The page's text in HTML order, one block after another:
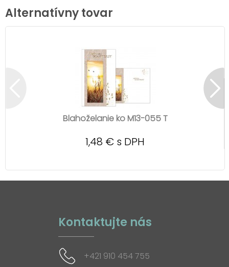
Alternatívny tovar
Blahoželanie ko M13-055 T
1,48 € s DPH
Kontaktujte nás
+421 910 454 755